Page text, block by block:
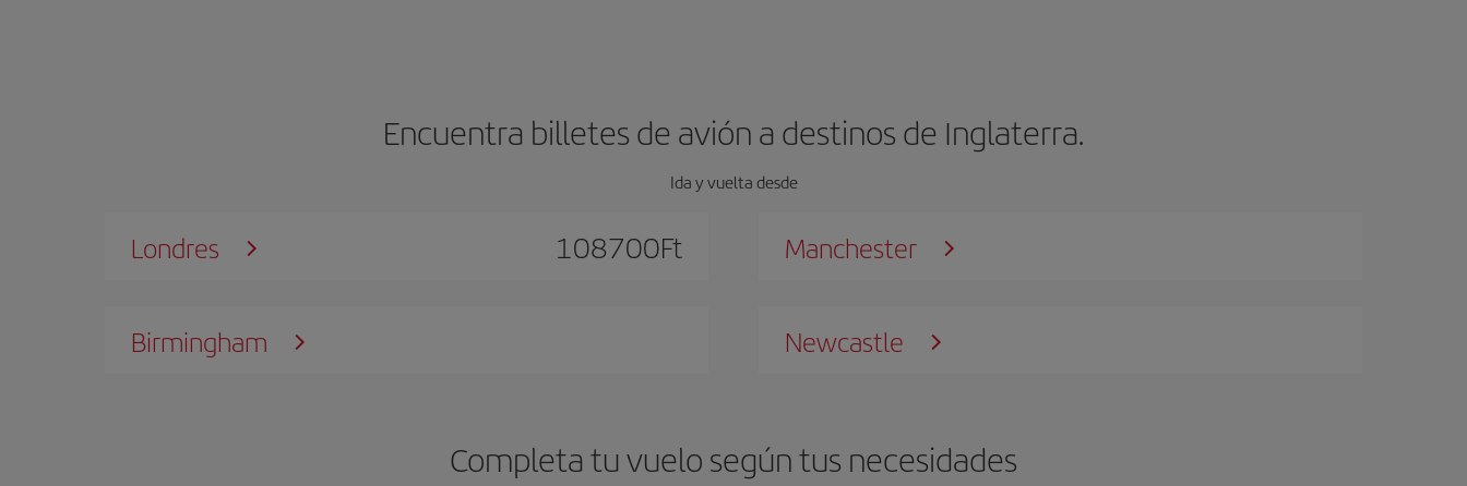
Encuentra billetes de avión a destinos de Inglaterra.
Ida y vuelta desde
Londres 108700Ft Manchester
Birmingham Newcastle
Completa tu vuelo según tus necesidades